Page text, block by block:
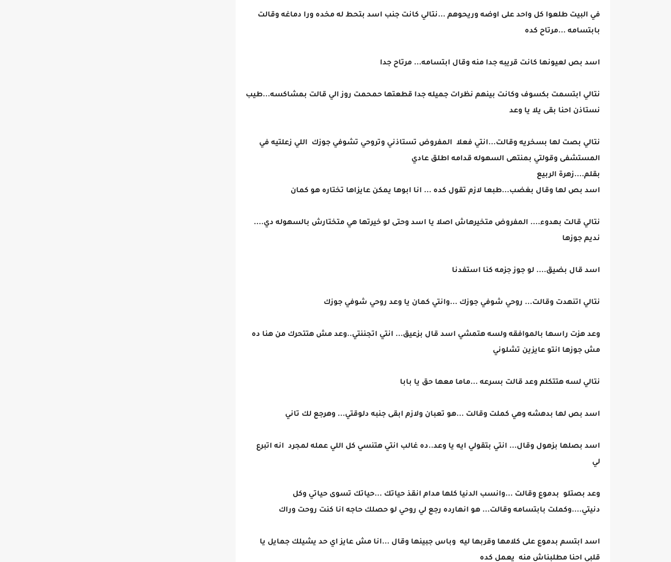
في البيت طلعوا كل واحد على اوضه وريحوهم ...نتالي كانت جنب اسد بتحط له مخده ورا دماغه وقالت
بابتسامه ...مرتاح كده
اسد بص لعيونها كانت قريبه جدا منه وقال ابتسامه... مرتاح جدا
نتالي ابتسمت بكسوف وكانت بينهم نظرات جميله جدا قطعتها حمحمت روز الي قالت بمشاكسه...طيب
نستاذن احنا بقى يلا يا وعد
نتالي بصت لها بسخريه وقالت...انتي فعلا المفروض تستاذني وتروحي تشوفي جوزك اللي زعلتيه في
المستشفى وقولتي بمنتهى السهوله قدامه اطلق عادي
بقلم....زهرة الربيع
اسد بص لها وقال بغضب...طبعا لازم تقول كده ... انا ابوها يمكن عايزاها تختاره هو كمان
نتالي قالت بهدوء.... المفروض متخيرهاش اصلا يا اسد وحتى لو خيرتها هي متختارش بالسهوله دي....
نديم جوزها
اسد قال بضيق.... لو جوز جزمه كنا استفدنا
نتالي اتنهدت وقالت... روحي شوفي جوزك ...وانتي كمان يا وعد روحي شوفي جوزك
وعد هزت راسها بالموافقه ولسه هتمشي اسد قال بزعيق... انتي اتجننتي..وعد مش هتتحرك من هنا ده
مش جوزها انتو عايزين تشلوني
نتالي لسه هتتكلم وعد قالت بسرعه ...ماما معها حق يا بابا
اسد بص لها بدهشه وهي كملت وقالت ...هو تعبان ولازم ابقى جنبه دلوقتي... وهرجع لك تاني
اسد بصلها بزهول وقال... انتي بتقولي ايه يا وعد..ده غالب انتي هتنسي كل اللي عمله لمجرد انه اتبرع
لي
وعد بصتلو بدموع وقالت ...وانسب الدنيا كلها مدام انقذ حياتك ...حياتك تسوى حياتي وكل
دنيتي....وكملت بابتسامه وقالت... هو انهارده رجع لي روحي لو حصلك حاجه انا كنت روحت وراك
اسد ابتسم بدموع على كلامها وقربها ليه وباس جبينها وقال ...انا مش عايز اي حد يشيلك جمايل يا
قلبي احنا مطلبناش منه يعمل كده